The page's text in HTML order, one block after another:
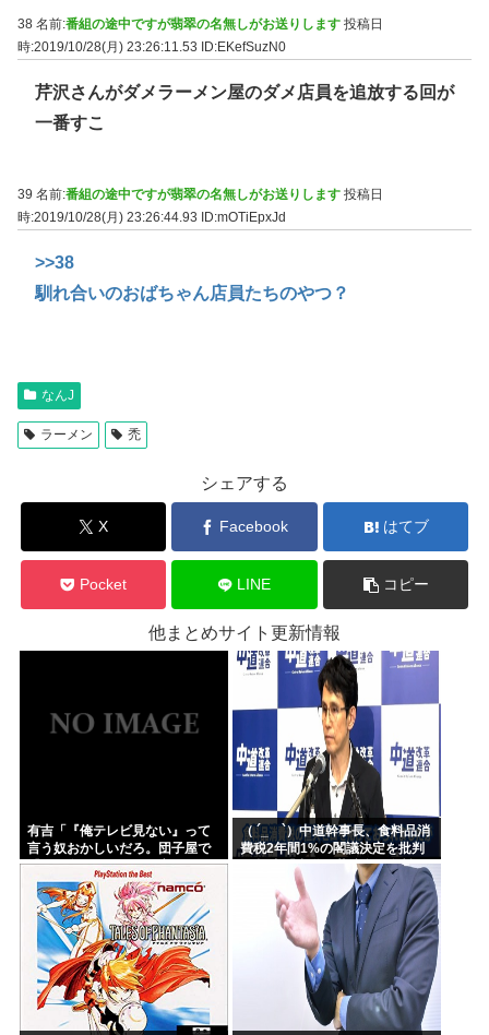
38 名前:番組の途中ですが翡翠の名無しがお送りします 投稿日
時:2019/10/28(月) 23:26:11.53 ID:EKefSuzN0
芹沢さんがダメラーメン屋のダメ店員を追放する回が
一番すこ
39 名前:番組の途中ですが翡翠の名無しがお送りします 投稿日
時:2019/10/28(月) 23:26:44.93
ID:mOTiEpxJd
>>38
馴れ合いのおばちゃん店員たちのやつ？
なんJ
ラーメン 禿
シェアする
X Facebook はてブ
Pocket LINE コピー
他まとめサイト更新情報
有吉「『俺テレビ見ない』って
言う奴おかしいだろ。団子屋で
『団子食べない』って言うか？
こっちは芸人だぞ」
（ ´_ゝ`）中道幹事長、食料品消
費税2年間1%の閣議決定を批判
→ 記者「中道改革連合は食料品
消費税ゼロを公約に掲げていた
が？」→ 階猛氏「